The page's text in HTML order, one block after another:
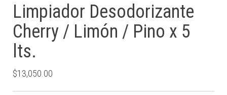
Limpiador Desodorizante
Cherry / Limón / Pino x 5
lts.
$13,050.00